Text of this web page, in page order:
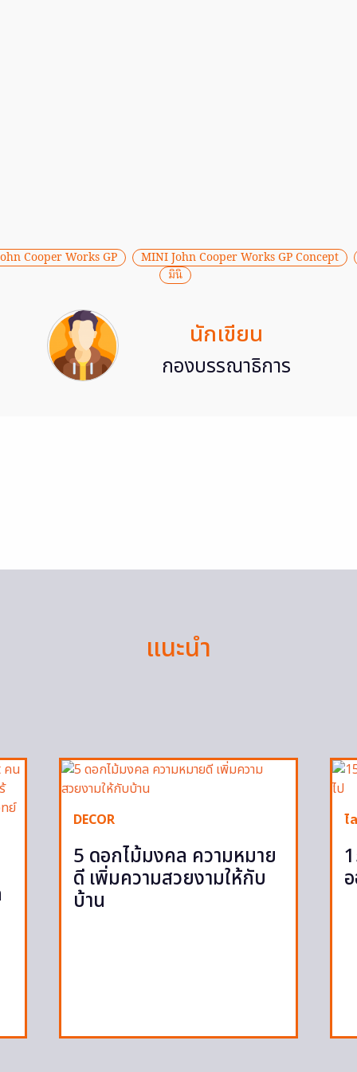
Cooper Works GP
MINI John Cooper Works GP Concept
มินิ
นักเขียน
กองบรรณาธิการ
แนะนำ
DECOR
5 ดอกไม้มงคล ความหมาย
ดี เพิ่มความสวยงามให้กับ
บ้าน
ไ